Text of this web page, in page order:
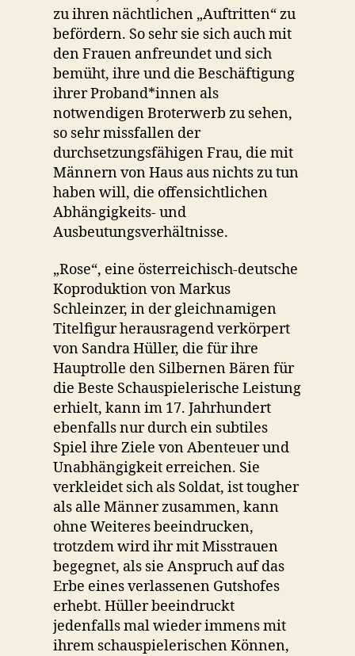
zu ihren nächtlichen „Auftritten“ zu
befördern. So sehr sie sich auch mit
den Frauen anfreundet und sich
bemüht, ihre und die Beschäftigung
ihrer Proband*innen als
notwendigen Broterwerb zu sehen,
so sehr missfallen der
durchsetzungsfähigen Frau, die mit
Männern von Haus aus nichts zu tun
haben will, die offensichtlichen
Abhängigkeits- und
Ausbeutungsverhältnisse.
„Rose“, eine österreichisch-deutsche
Koproduktion von Markus
Schleinzer, in der gleichnamigen
Titelfigur herausragend verkörpert
von Sandra Hüller, die für ihre
Hauptrolle den Silbernen Bären für
die Beste Schauspielerische Leistung
erhielt, kann im 17. Jahrhundert
ebenfalls nur durch ein subtiles
Spiel ihre Ziele von Abenteuer und
Unabhängigkeit erreichen. Sie
verkleidet sich als Soldat, ist tougher
als alle Männer zusammen, kann
ohne Weiteres beeindrucken,
trotzdem wird ihr mit Misstrauen
begegnet, als sie Anspruch auf das
Erbe eines verlassenen Gutshofes
erhebt. Hüller beeindruckt
jedenfalls mal wieder immens mit
ihrem schauspielerischen Können,